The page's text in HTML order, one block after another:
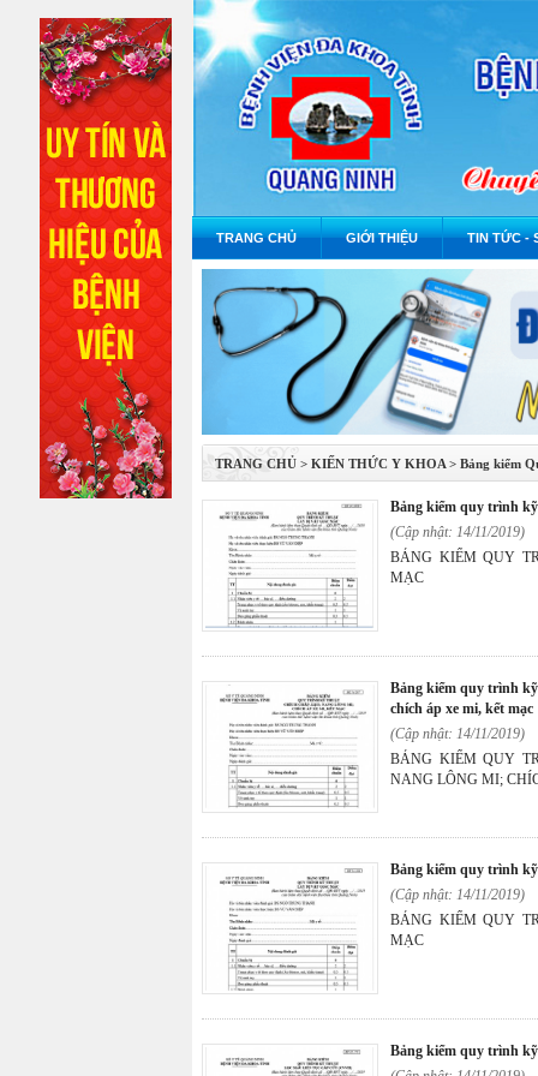
TRANG CHỦ GIỚI THIỆU TIN TỨC -
TRANG CHỦ > KIẾN THỨC Y KHOA > Bảng kiểm
bảng kiểm quy trình
(Cập nhật: 14/11/2019)
BẢNG KIỂM QUY TRÌNH KỸ
MẠC
bảng kiểm quy trình kỹ thuật chích chắp, lẹo, nang lông mi;
chích áp xe mi, kết mạc
(Cập nhật: 14/11/2019)
BẢNG KIỂM QUY TRÌNH KỸ
NANG LÔNG MI;
bảng kiểm quy trình
(Cập nhật: 14/11/2019)
BẢNG KIỂM QUY TRÌNH KỸ
MẠC
bảng kiểm quy trình